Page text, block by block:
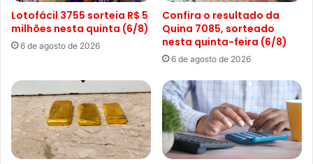
Lotofácil 3755 sorteia R$ 5
milhões nesta quinta (6/8)
6 de agosto de 2026
Confira o resultado da
Quina 7085, sorteado
nesta quinta-feira (6/8)
6 de agosto de 2026